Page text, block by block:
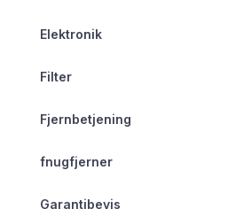
Elektronik
Filter
Fjernbetjening
fnugfjerner
Garantibevis